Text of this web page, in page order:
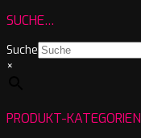
SUCHE…
Suche
×
PRODUKT-KATEGORIEN